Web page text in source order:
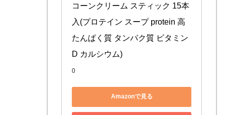
コーンクリーム スティック 15本
入(プロテイン スープ protein 高
たんぱく質 タンパク質 ビタミン
D カルシウム)
0
Amazonで見る